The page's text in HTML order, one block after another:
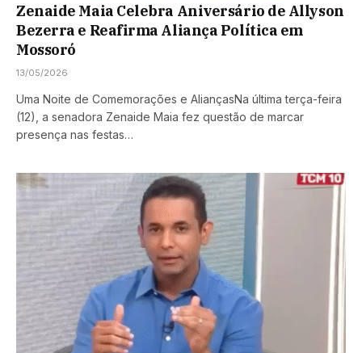
Zenaide Maia Celebra Aniversário de Allyson
Bezerra e Reafirma Aliança Política em
Mossoró
13/05/2026
Uma Noite de Comemorações e AliançasNa última terça-feira
(12), a senadora Zenaide Maia fez questão de marcar
presença nas festas…